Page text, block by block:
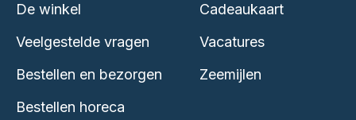
De winkel
Veelgestelde vragen
Bestellen en bezorgen
Bestellen horeca
Cadeaukaart
Vacatures
Zeemijlen